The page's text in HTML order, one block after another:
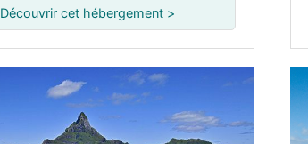
Découvrir cet hébergement >